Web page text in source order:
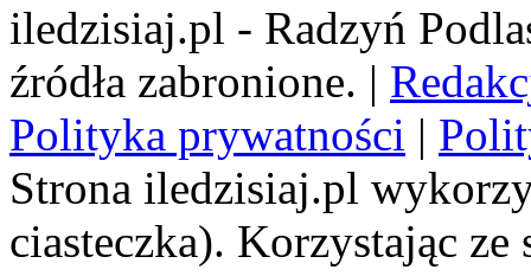
iledzisiaj.pl - Radzyń
źródła zabronione. |
Polityka prywatności |
Strona iledzisiaj.pl
ciasteczka). Korzystając